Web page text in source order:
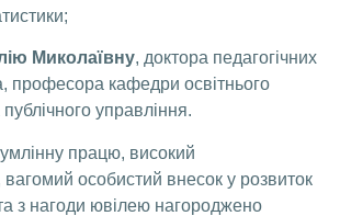
Миколаївну, доктора педагогічних
професора кафедри освітнього
управління.
працю, високий
вагомий особистий внесок у розвиток
та з нагоди ювілею нагороджено